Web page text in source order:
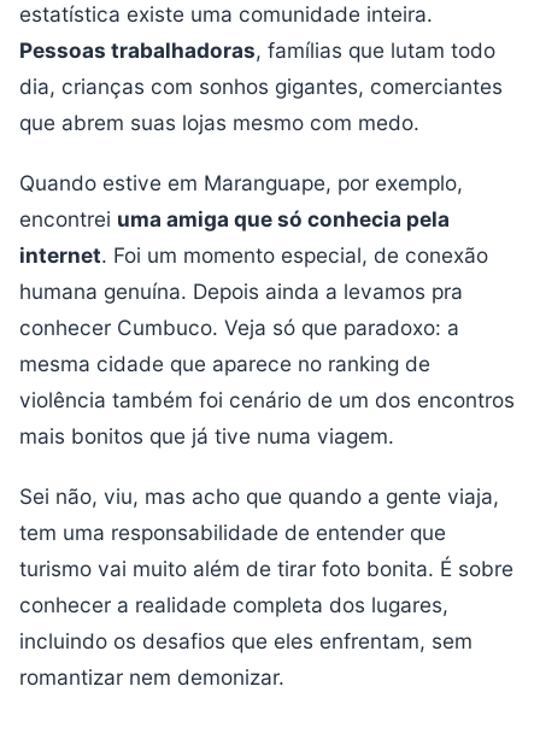
estatística existe uma comunidade inteira.
Pessoas trabalhadoras, famílias que lutam todo
dia, crianças com sonhos gigantes, comerciantes
que abrem suas lojas mesmo com medo.
Quando estive em Maranguape, por exemplo,
encontrei uma amiga que só conhecia pela
internet. Foi um momento especial, de conexão
humana genuína. Depois ainda a levamos pra
conhecer Cumbuco. Veja só que paradoxo: a
mesma cidade que aparece no ranking de
violência também foi cenário de um dos encontros
mais bonitos que já tive numa viagem.
Sei não, viu, mas acho que quando a gente viaja,
tem uma responsabilidade de entender que
turismo vai muito além de tirar foto bonita. É sobre
conhecer a realidade completa dos lugares,
incluindo os desafios que eles enfrentam, sem
romantizar nem demonizar.